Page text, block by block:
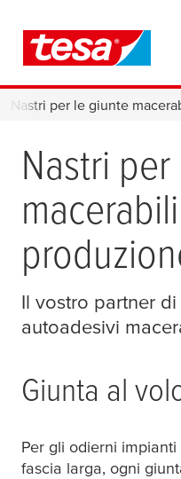
Nastri per le giunte
Nastri
Il vostro partner
autoadesivi
Giunta al
Per gli odierni
fascia larga, ogni